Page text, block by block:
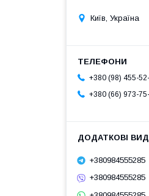
Київ, Україна
+380 (98) 455-
+380 (66) 973-
+380984555285
+380984555285